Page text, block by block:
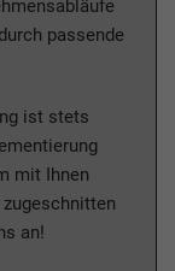
passende
ist stets
mit Ihnen
an!